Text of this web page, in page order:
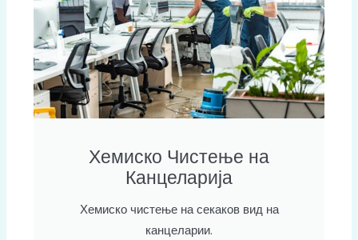
Хемиско Чистење на
Канцеларија
Хемиско чистење на секаков вид на
канцеларии.